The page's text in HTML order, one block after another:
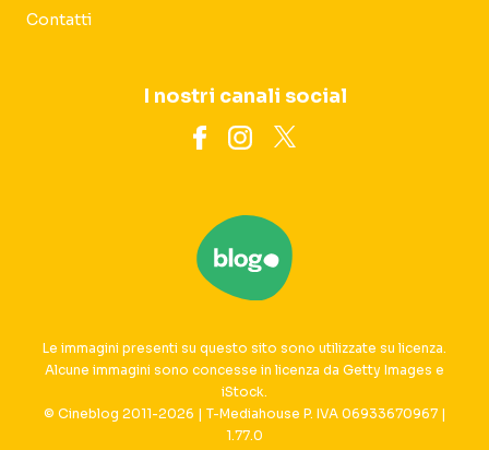
Contatti
I nostri canali social
Le immagini presenti su questo sito sono utilizzate su licenza.
Alcune immagini sono concesse in licenza da Getty Images e
iStock.
© Cineblog 2011-2026 | T-Mediahouse P. IVA 06933670967 |
1.77.0